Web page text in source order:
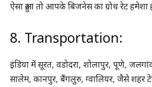
ऐसा हुआ तो आपके बिजनेस का ग्रोथ रेट हमेशा
8. Transportation:
इंडिया में सूरत, वडोदरा, शोलापुर, पूणे,
सालेम, कानपुर, बैंगलुरु, ग्वालियर, जैसे शहर